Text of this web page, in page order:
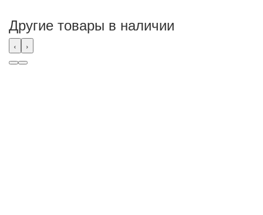
Другие товары в наличии
‹ ›